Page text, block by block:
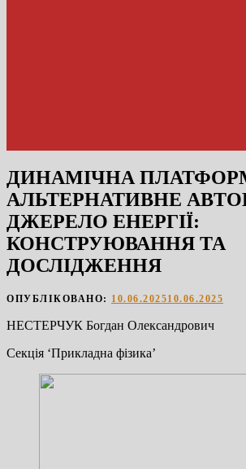
ДИНАМІЧНА
АЛЬТЕРНАТИВНЕ
ДЖЕРЕЛО ЕНЕРГІЇ:
КОНСТРУЮВАННЯ ТА
ДОСЛІДЖЕННЯ
ОПУБЛІКОВАНО: 10.06.202510.06.2025
НЕСТЕРЧУК Богдан Олександрович
Секція ‘Прикладна фізика’